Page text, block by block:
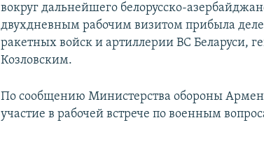
вокруг дальнейшего белорусско-
двухдневным рабочим визитом прибыла
ракетных войск и артиллерии ВС Беларуси,
Козловским.
По сообщению Министерства обороны
участие в рабочей встрече по военным